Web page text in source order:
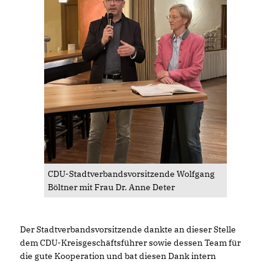
CDU-Stadtverbandsvorsitzende Wolfgang
Böltner mit Frau Dr. Anne Deter
Der Stadtverbandsvorsitzende dankte an dieser Stelle
dem CDU-Kreisgeschäftsführer sowie dessen Team für
die gute Kooperation und bat diesen Dank intern